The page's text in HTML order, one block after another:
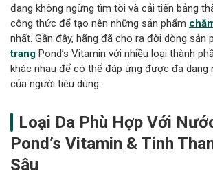
đang không ngừng tìm tòi và cải tiến bảng
công thức để tạo nên những sản phẩm
nhất. Gần đây, hãng đã cho ra đời dòng sản
trang Pond’s Vitamin với nhiều loại thành
khác nhau để có thể đáp ứng được đa dạng
của người tiêu dùng.
Loại Da Phù Hợp Với
Pond’s Vitamin & Tinh
Sâu